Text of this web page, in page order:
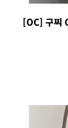
[OC] 구찌